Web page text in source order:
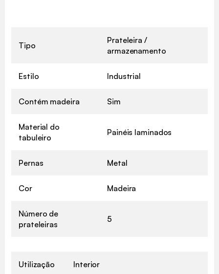
Tipo
Prateleira /
armazenamento
Estilo Industrial
Contém madeira Sim
Material do
tabuleiro
Painéis laminados
Pernas Metal
Cor Madeira
Número de
prateleiras
5
Utilização Interior